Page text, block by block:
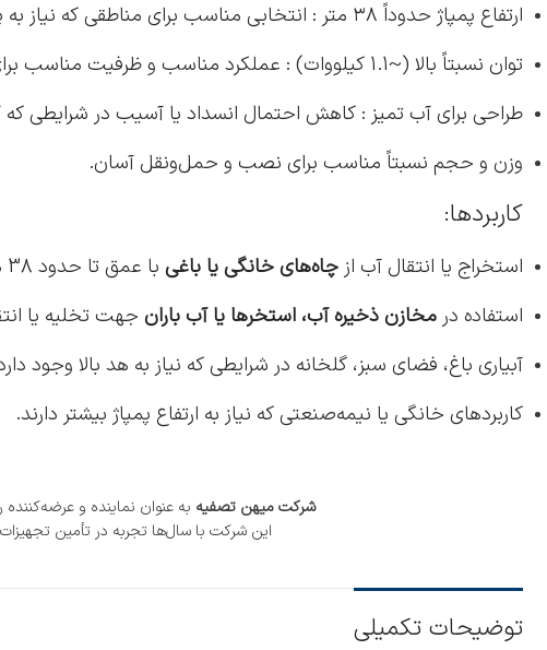
ارتفاع پمپاژ حدوداً ۳۸ متر : انتخابی مناسب برای مناطقی که نیاز به پمپاژ از عمق یا عبور از موانع ارتفاع دارند.
توان نسبتاً بالا (~1.1 کیلووات) : عملکرد مناسب و ظرفیت مناسب برای کاربردهای خانگی یا باغی بزرگتر.
طراحی برای آب تمیز : کاهش احتمال انسداد یا آسیب در شرایطی
وزن و حجم نسبتاً مناسب برای نصب و حمل‌ونقل آسان.
کاربردها:
استخراج یا انتقال آب ازچاه‌های خانگی یا باغی با عمق تا حدود 38 متر.
استفاده درمخازن ذخیره آب، استخرها یا آب باران جهت تخلیه یا
آبیاری باغ، فضای سبز، گلخانه در شرایطی که نیاز به هد بالا وجود
کاربردهای خانگی یا نیمه‌صنعتی که نیاز به ارتفاع پمپاژ بیشتر دارند.
شرکت میهن تصفیه به عنوان نماینده و
این شرکت با سال‌ها تجربه در تأمین
توضیحات تکمیلی